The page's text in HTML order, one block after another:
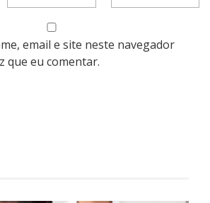
email e site neste navegador
que eu comentar.